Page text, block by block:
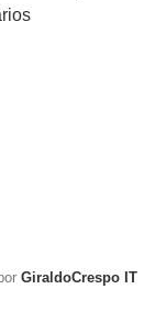
GiraldoCrespo IT